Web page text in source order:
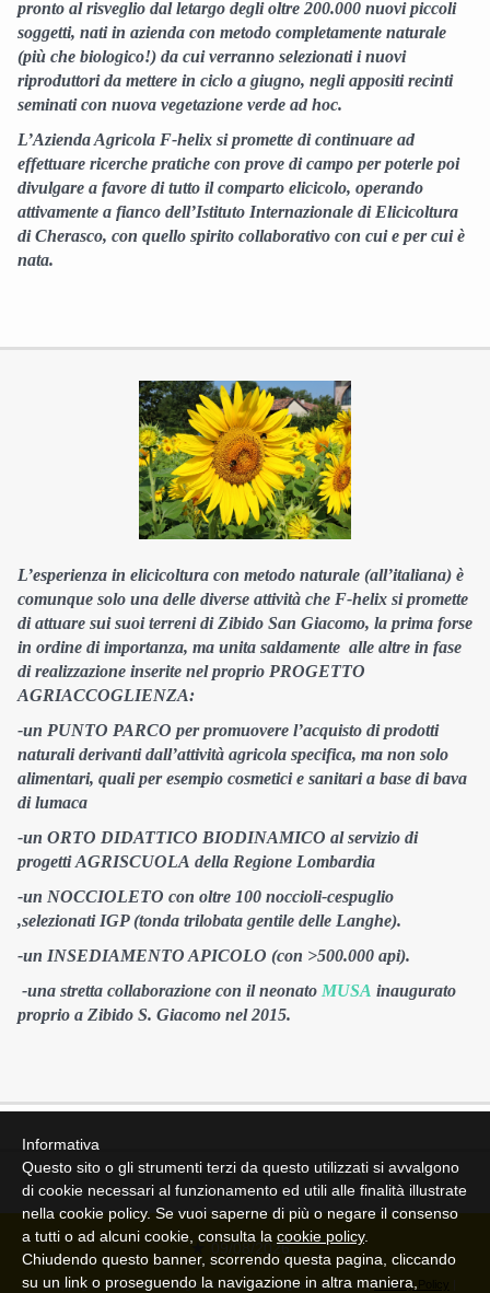
pronto al risveglio dal letargo degli oltre 200.000 nuovi piccoli
soggetti, nati in azienda con metodo completamente naturale
(più che biologico!) da cui verranno selezionati i nuovi
riproduttori da mettere in ciclo a giugno, negli appositi recinti
seminati con nuova vegetazione verde ad hoc.
L’Azienda Agricola F-helix si promette di continuare ad
effettuare ricerche pratiche con prove di campo per poterle poi
divulgare a favore di tutto il comparto elicicolo, operando
attivamente a fianco dell’Istituto Internazionale di Elicicoltura
di Cherasco, con quello spirito collaborativo con cui e per cui è
nata.
L’esperienza in elicicoltura con metodo naturale (all’italiana) è
comunque solo una delle diverse attività che F-helix si promette
di attuare sui suoi terreni di Zibido San Giacomo, la prima forse
in ordine di importanza, ma unita saldamente alle altre in fase
di realizzazione inserite nel proprio PROGETTO
AGRIACCOGLIENZA:
-un PUNTO PARCO per promuovere l’acquisto di prodotti
naturali derivanti dall’attività agricola specifica, ma non solo
alimentari, quali per esempio cosmetici e sanitari a base di bava
di lumaca
-un ORTO DIDATTICO BIODINAMICO al servizio di
progetti AGRISCUOLA della Regione Lombardia
-un NOCCIOLETO con oltre 100 noccioli-cespuglio
,selezionati IGP (tonda trilobata gentile delle Langhe).
-un INSEDIAMENTO APICOLO (con >500.000 api).
-una stretta collaborazione con il neonato MUSA inaugurato
proprio a Zibido S. Giacomo nel 2015.
09/08/2026
© Copyright 2021 Azienda Agricola F-helix. All rights reserved. |Privacy Policy
Informativa
Questo sito o gli strumenti terzi da questo utilizzati si avvalgono
di cookie necessari al funzionamento ed utili alle finalità illustrate
nella cookie policy. Se vuoi saperne di più o negare il consenso
a tutti o ad alcuni cookie, consulta la cookie policy.
Chiudendo questo banner, scorrendo questa pagina, cliccando
su un link o proseguendo la navigazione in altra maniera,